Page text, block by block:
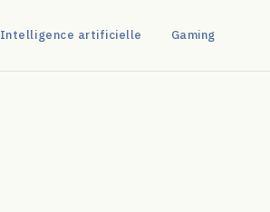
Intelligence artificielle Gaming